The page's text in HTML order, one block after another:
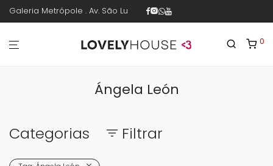
Galeria Metrópole . Av. São Luís 187 . sala 30 . 1º piso . República .
0
Ángela León
Categorias Filtrar